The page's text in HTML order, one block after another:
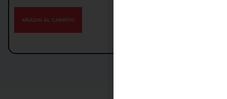
AÑADIR AL CARRITO